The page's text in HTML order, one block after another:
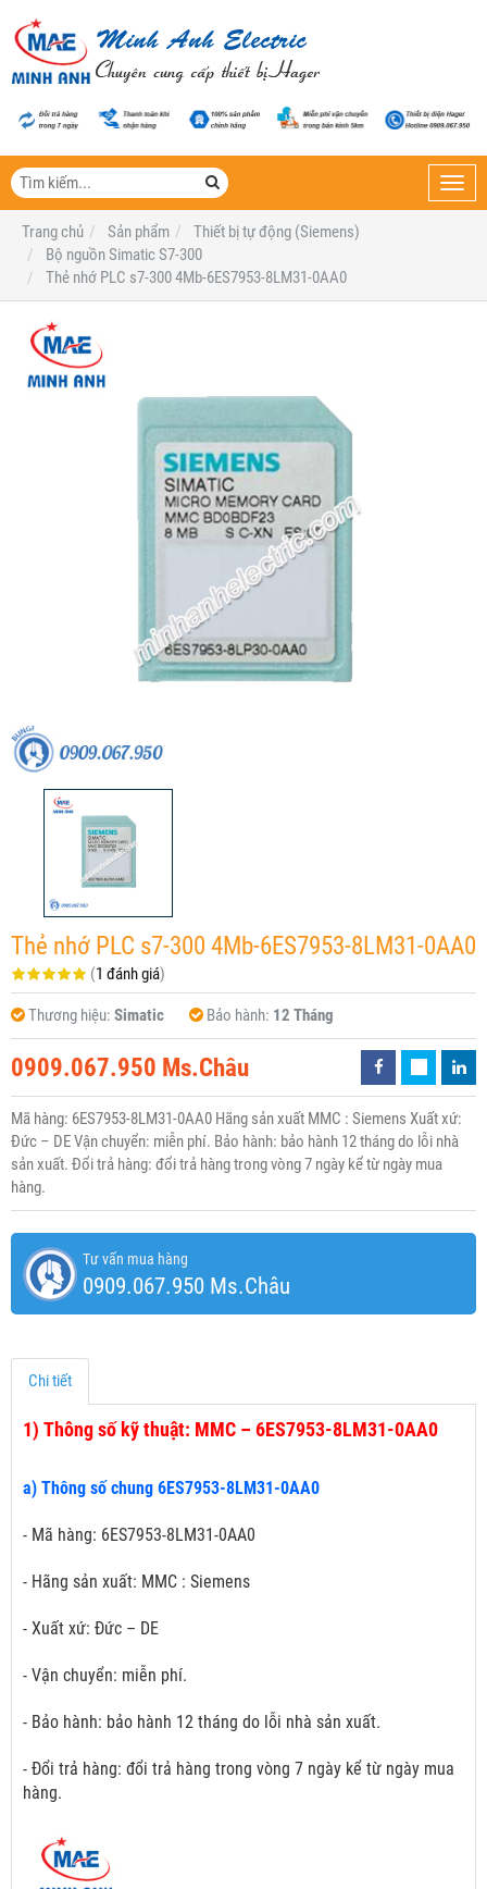
Trang chủ
Sản phẩm
Thiết bị tự động (Siemens)
Bộ nguồn Simatic S7-300
Thẻ nhớ PLC s7-300 4Mb-6ES7953-8LM31-0AA0
Thẻ nhớ PLC s7-300 4Mb-6ES7953-8LM31-0AA0
(1 đánh giá)
Thương hiệu: Simatic Bảo hành: 12 Tháng
0909.067.950 Ms.Châu
Mã hàng: 6ES7953-8LM31-0AA0 Hãng sản xuất MMC : Siemens Xuất xứ:
Đức – DE Vận chuyển: miễn phí. Bảo hành: bảo hành 12 tháng do lỗi nhà
sản xuất. Đổi trả hàng: đổi trả hàng trong vòng 7 ngày kể từ ngày mua
hàng.
Tư vấn mua hàng
0909.067.950 Ms.Châu
Chi tiết
1) Thông số kỹ thuật: MMC – 6ES7953-8LM31-0AA0
a) Thông số chung 6ES7953-8LM31-0AA0
- Mã hàng: 6ES7953-8LM31-0AA0
- Hãng sản xuất: MMC : Siemens
- Xuất xứ: Đức – DE
- Vận chuyển: miễn phí.
- Bảo hành: bảo hành 12 tháng do lỗi nhà sản xuất.
- Đổi trả hàng: đổi trả hàng trong vòng 7 ngày kể từ ngày mua
hàng.